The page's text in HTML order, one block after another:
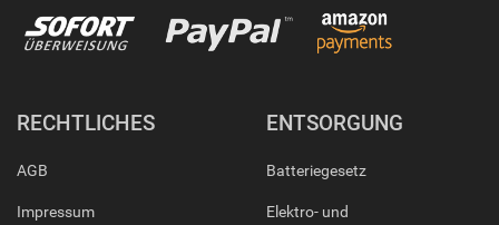
RECHTLICHES
AGB
Impressum
ENTSORGUNG
Batteriegesetz
Elektro- und